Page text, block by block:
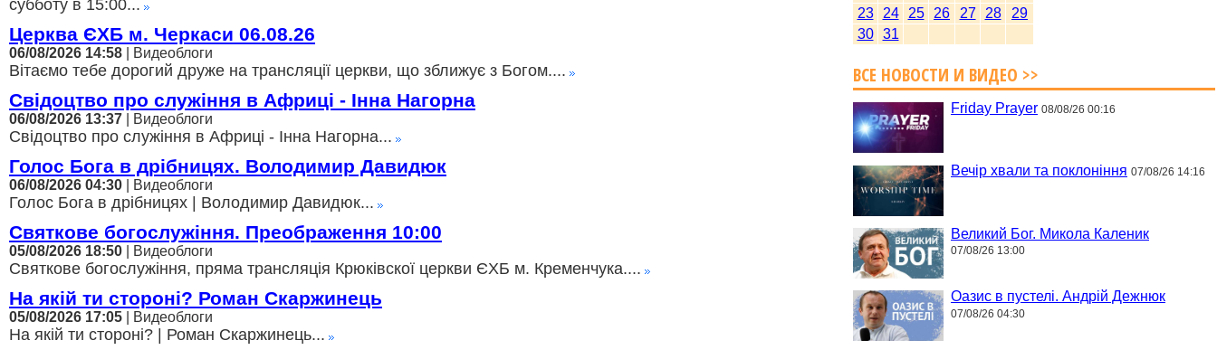
субботу в 15:00...
Церква ЄХБ м. Черкаси 06.08.26
06/08/2026 14:58 | Видеоблоги
Вітаємо тебе дорогий друже на трансляції церкви, що зближує з Богом....
Свідоцтво про служіння в Африці - Інна Нагорна
06/08/2026 13:37 | Видеоблоги
Свідоцтво про служіння в Африці - Інна Нагорна...
Голос Бога в дрібницях. Володимир Давидюк
06/08/2026 04:30 | Видеоблоги
Голос Бога в дрібницях | Володимир Давидюк...
Святкове богослужіння. Преображення 10:00
05/08/2026 18:50 | Видеоблоги
Святкове богослужіння, пряма трансляція Крюківскої церкви ЄХБ м. Кременчука....
На якій ти стороні? Роман Скаржинець
05/08/2026 17:05 | Видеоблоги
На якій ти стороні? | Роман Скаржинець...
23
24 25 26 27 28
29
30
31
ВСЕ НОВОСТИ И ВИДЕО >>
Friday Prayer 08/08/26 00:16
Вечір хвали та поклоніння 07/08/26 14:16
Великий Бог. Микола Каленик
07/08/26 13:00
Оазис в пустелі. Андрій Дежнюк
07/08/26 04:30